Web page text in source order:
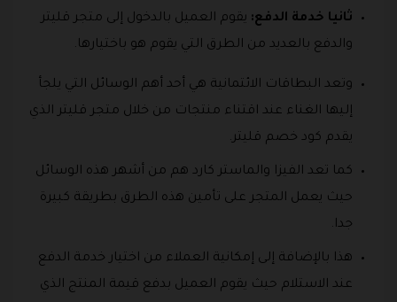
ثانيا خدمة الدفع: يقوم العميل بالدخول إلى متجر قليتر
والدفع بالعديد من الطرق التي يقوم هو باختيارها.
وتعد البطاقات الائتمانية هي أحد أهم الوسائل التي يلجأ
إليها الغناء عند اقتناء منتجات من خلال متجر قليتر الذي
يقدم كود خصم قليتر.
كما تعد الفيزا والماستر كارد هم من أشهر هذه الوسائل
حيث يعمل المتجر على تأمين هذه الطرق بطريقة كبيرة
جدا.
هذا بالإضافة إلى إمكانية العملاء من اختيار خدمة الدفع
عند الاستلام حيث يقوم العميل بدفع قيمة المنتج الذي